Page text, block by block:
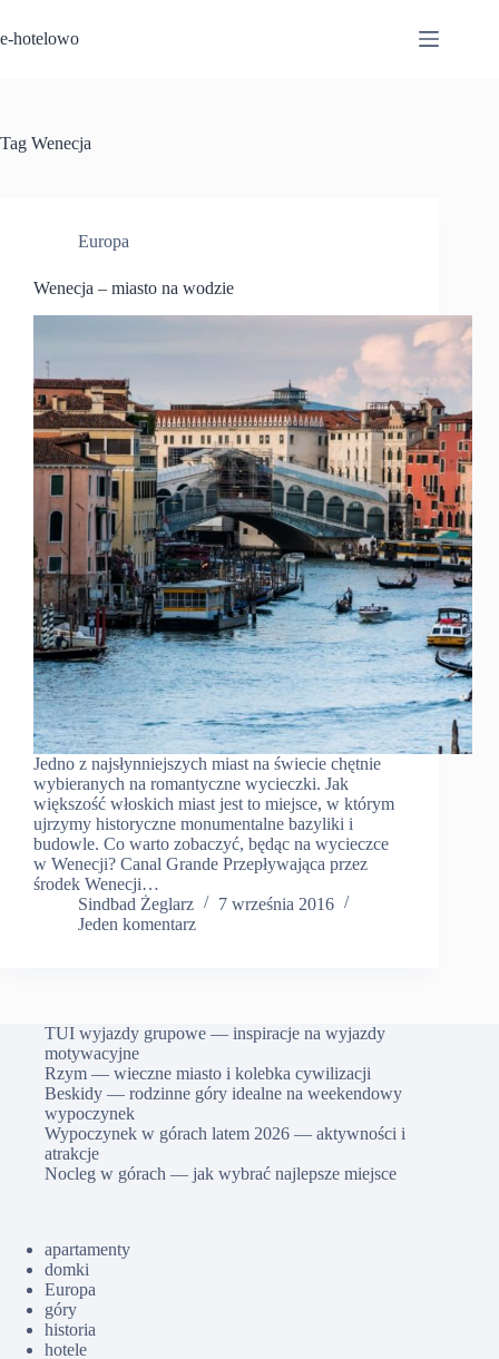
do
treści
e-hotelowo
Tag Wenecja
Europa
Wenecja – miasto na wodzie
Jedno z najsłynniejszych miast na świecie chętnie
wybieranych na romantyczne wycieczki. Jak
większość włoskich miast jest to miejsce, w którym
ujrzymy historyczne monumentalne bazyliki i
budowle. Co warto zobaczyć, będąc na wycieczce
w Wenecji? Canal Grande Przepływająca przez
środek Wenecji…
Sindbad Żeglarz
7 września 2016
Jeden komentarz
TUI wyjazdy grupowe — inspiracje na wyjazdy
motywacyjne
Rzym — wieczne miasto i kolebka cywilizacji
Beskidy — rodzinne góry idealne na weekendowy
wypoczynek
Wypoczynek w górach latem 2026 — aktywności i
atrakcje
Nocleg w górach — jak wybrać najlepsze miejsce
apartamenty
domki
Europa
góry
historia
hotele